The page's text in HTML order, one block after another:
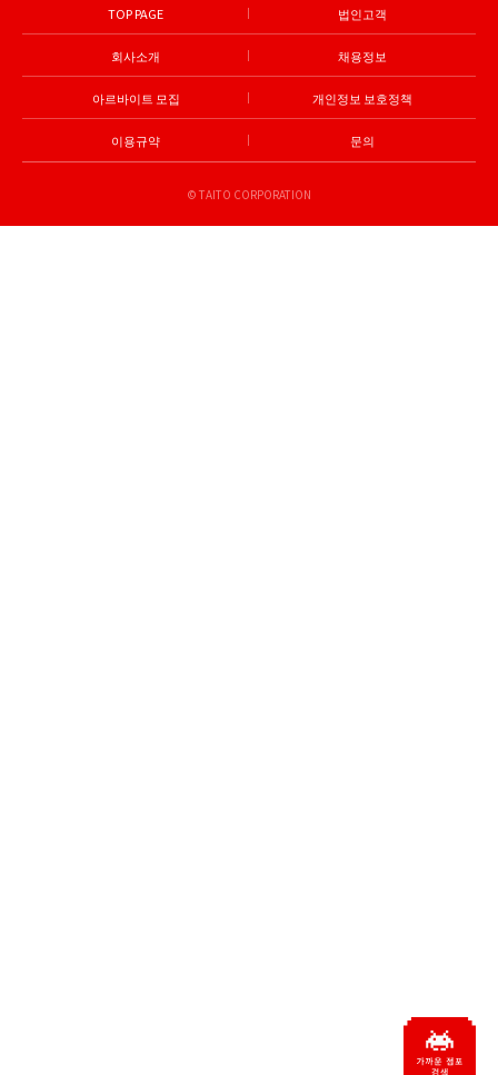
TOP PAGE 법인고객
회사소개 채용정보
아르바이트 모집 개인정보 보호정책
이용규약 문의
© TAITO CORPORATION